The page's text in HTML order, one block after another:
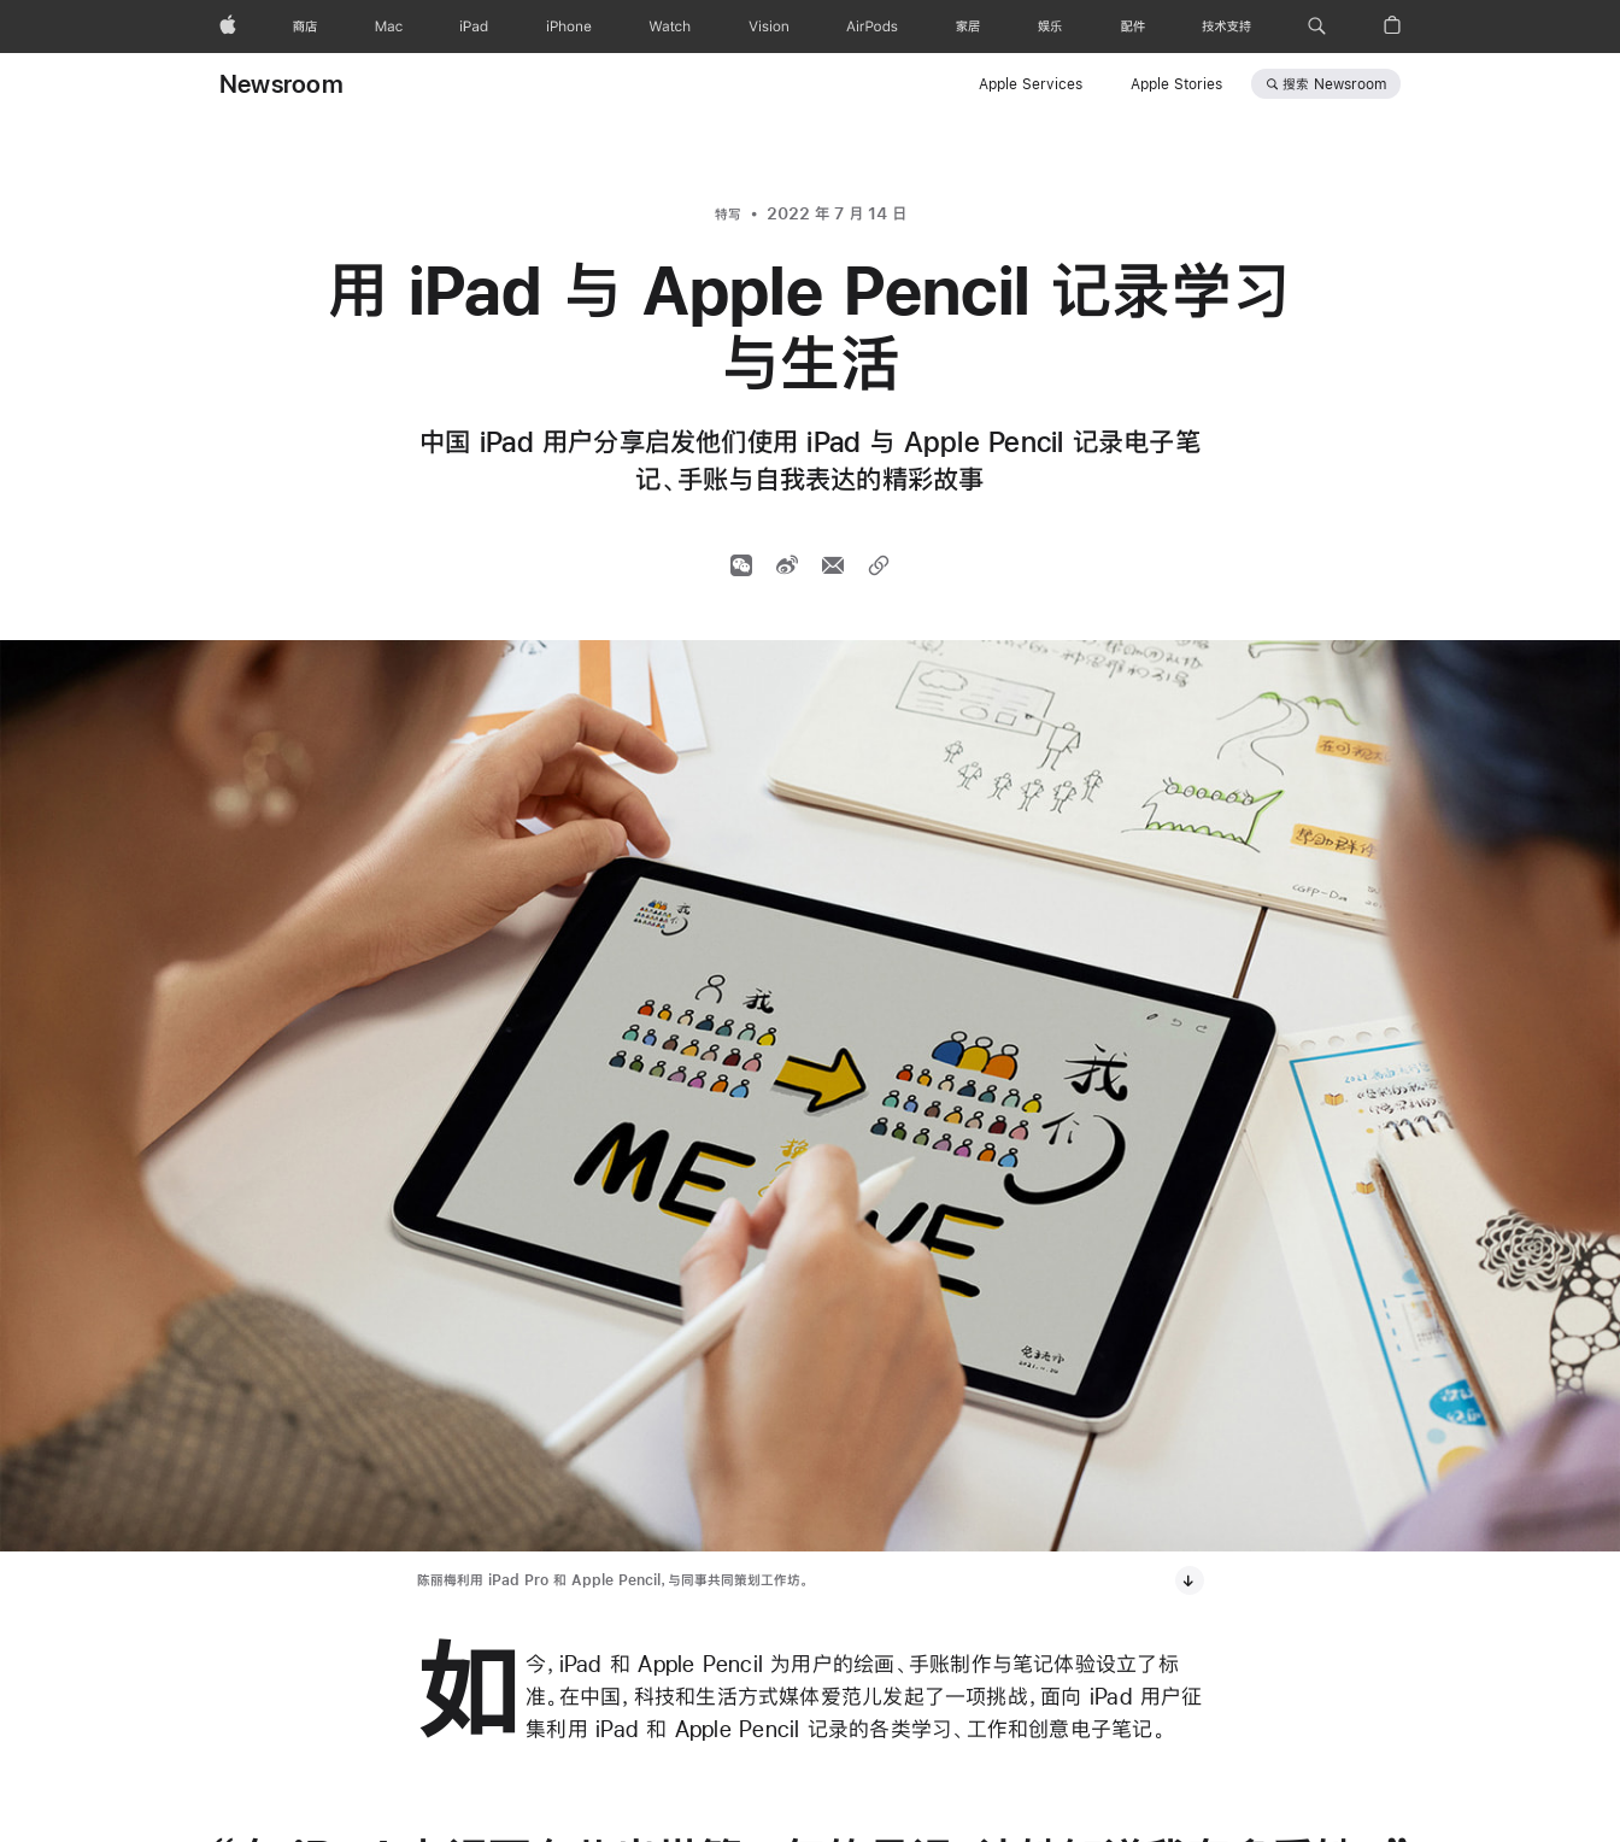
Apple 商店 Mac iPad iPhone Watch Vision AirPods 家居 娱乐 配件 技术支持
Newsroom Apple Services Apple Stories 搜索 Newsroom
特写 2022 年 7 月 14 日
用 iPad 与 Apple Pencil 记录学习
与生活
中国 iPad 用户分享启发他们使用 iPad 与 Apple Pencil 记录电子笔
记、手账与自我表达的精彩故事
陈丽梅利用 iPad Pro 和 Apple Pencil，与同事共同策划工作坊。
如
今，iPad 和 Apple Pencil 为用户的绘画、手账制作与笔记体验设立了标
准。在中国，科技和生活方式媒体爱范儿发起了一项挑战，面向 iPad 用户征
集利用 iPad 和 Apple Pencil 记录的各类学习、工作和创意电子笔记。